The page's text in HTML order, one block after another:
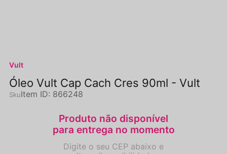
Vult
Óleo Vult Cap Cach Cres 90ml - Vult
Item ID: 866248